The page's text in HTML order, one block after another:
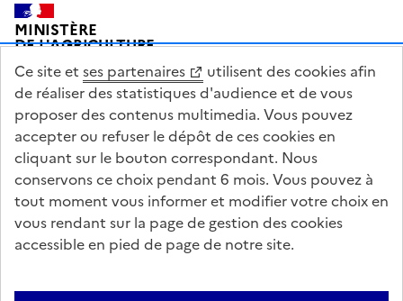
Pied de page
MINISTÈRE
DE L'AGRICULTURE
DE L'AGRO-ALIMENTAIRE
ET DE LA SOUVERAINETÉ
ALIMENTAIRE
legifrance.gouv.fr
info.gouv.fr
service-public.gouv.fr
data.gouv.fr
Ce site et ses partenaires
utilisent des cookies afin
de réaliser des statistiques d'audience et de vous
proposer des contenus multimedia. Vous pouvez
accepter ou refuser le dépôt de ces cookies en
cliquant sur le bouton correspondant. Nous
conservons ce choix pendant 6 mois. Vous pouvez à
tout moment vous informer et modifier votre choix en
vous rendant sur la page de gestion des cookies
accessible en pied de page de notre site.